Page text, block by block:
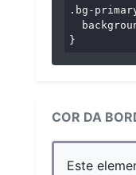
.bg-
}
COR DA
Este